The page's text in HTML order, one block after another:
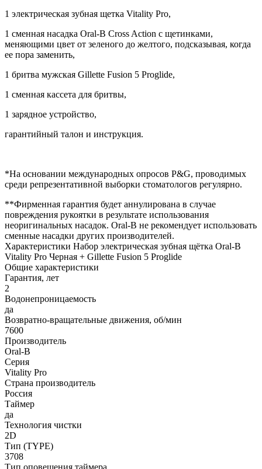
1 электрическая зубная щетка Vitality Pro,
1 сменная насадка Oral-B Cross Action с щетинками,
меняющими цвет от зеленого до желтого, подсказывая, когда
ее пора заменить,
1 бритва мужская Gillette Fusion 5 Proglide,
1 сменная кассета для бритвы,
1 зарядное устройство,
гарантийный талон и инструкция.
*На основании международных опросов P&G, проводимых
среди репрезентативной выборки стоматологов регулярно.
**Фирменная гарантия будет аннулирована в случае
повреждения рукоятки в результате использования
неоригинальных насадок. Oral-B не рекомендует использовать
сменные насадки других производителей.
Характеристики Набор электрическая зубная щётка Oral-B
Vitality Pro Черная + Gillette Fusion 5 Proglide
Общие характеристики
Гарантия, лет
2
Водонепроницаемость
да
Возвратно-вращательные движения, об/мин
7600
Производитель
Oral-B
Серия
Vitality Pro
Страна производитель
Россия
Таймер
да
Технология чистки
2D
Тип (TYPE)
3708